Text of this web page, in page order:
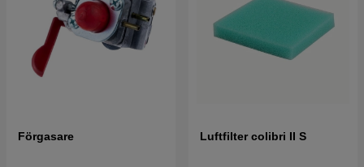
Förgasare Luftfilter colibri II S